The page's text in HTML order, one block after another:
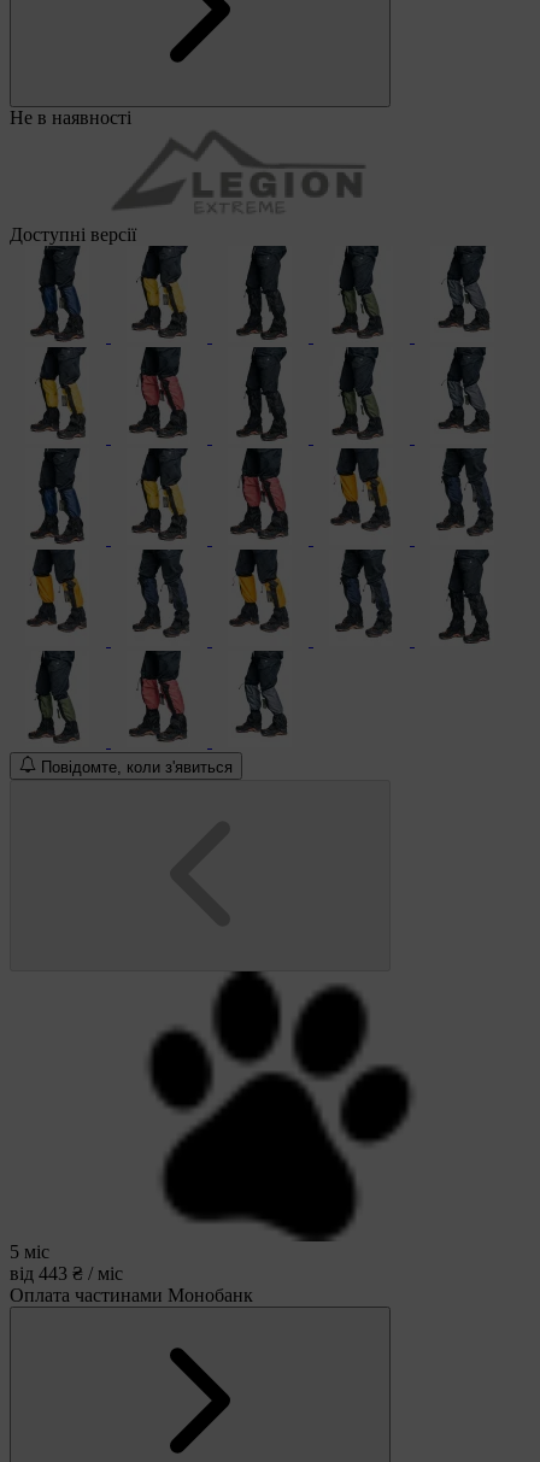
Не в наявності
Доступні версії
Повідомте, коли з'явиться
5 міс
від 443 ₴ / міс
Оплата частинами Монобанк